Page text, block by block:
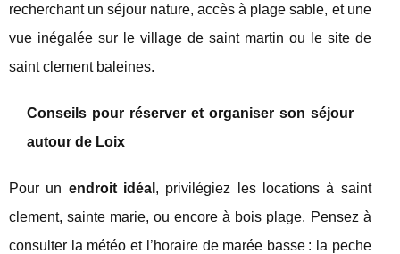
recherchant un séjour nature, accès à plage sable, et une
vue inégalée sur le village de saint martin ou le site de
saint clement baleines.
Conseils pour réserver et organiser son séjour
autour de Loix
Pour un endroit idéal , privilégiez les locations à saint
clement, sainte marie, ou encore à bois plage. Pensez à
consulter la météo et l’horaire de marée basse : la peche